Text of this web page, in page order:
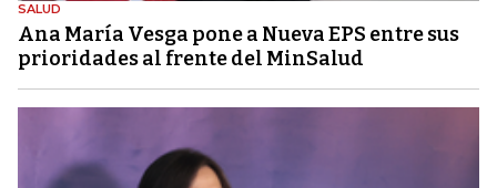
SALUD
Ana María Vesga pone a Nueva EPS entre sus
prioridades al frente del MinSalud